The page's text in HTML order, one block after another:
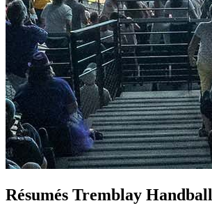
Résumés Tremblay Handball